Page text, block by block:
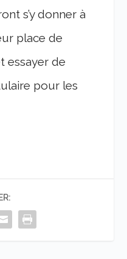
s’y donner à
place de
essayer de
pour les